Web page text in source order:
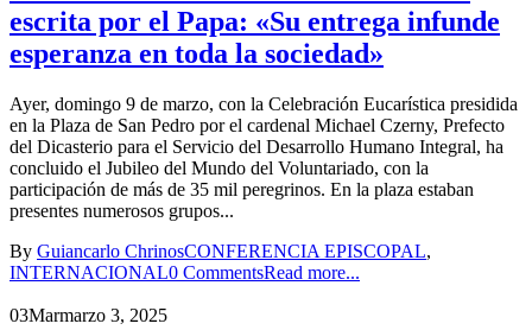
escrita por el Papa: «Su entrega infunde
esperanza en toda la sociedad»
Ayer, domingo 9 de marzo, con la Celebración Eucarística presidida
en la Plaza de San Pedro por el cardenal Michael Czerny, Prefecto
del Dicasterio para el Servicio del Desarrollo Humano Integral, ha
concluido el Jubileo del Mundo del Voluntariado, con la
participación de más de 35 mil peregrinos. En la plaza estaban
presentes numerosos grupos...
By Guiancarlo ChrinosCONFERENCIA EPISCOPAL,
INTERNACIONAL0 CommentsRead more...
03Marmarzo 3, 2025